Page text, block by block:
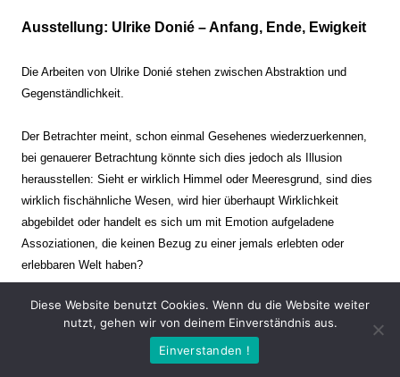
Ausstellung: Ulrike Donié – Anfang, Ende, Ewigkeit
Die Arbeiten von Ulrike Donié stehen zwischen Abstraktion und
Gegenständlichkeit.
Der Betrachter meint, schon einmal Gesehenes wiederzuerkennen,
bei genauerer Betrachtung könnte sich dies jedoch als Illusion
herausstellen: Sieht er wirklich Himmel oder Meeresgrund, sind dies
wirklich fischähnliche Wesen, wird hier überhaupt Wirklichkeit
abgebildet oder handelt es sich um mit Emotion aufgeladene
Assoziationen, die keinen Bezug zu einer jemals erlebten oder
erlebbaren Welt haben?
Verharren und Dynamik stehen sich dabei gegenüber. Zeit steht still
oder verrinnt im Nu. Es soll dabei eine Spannung, auch farblich, bis
zur Schmerzgrenze erzeugt werden. Die Arbeiten stellen ambivalente
Diese Website benutzt Cookies. Wenn du die Website weiter
nutzt, gehen wir von deinem Einverständnis aus.
Einverstanden !